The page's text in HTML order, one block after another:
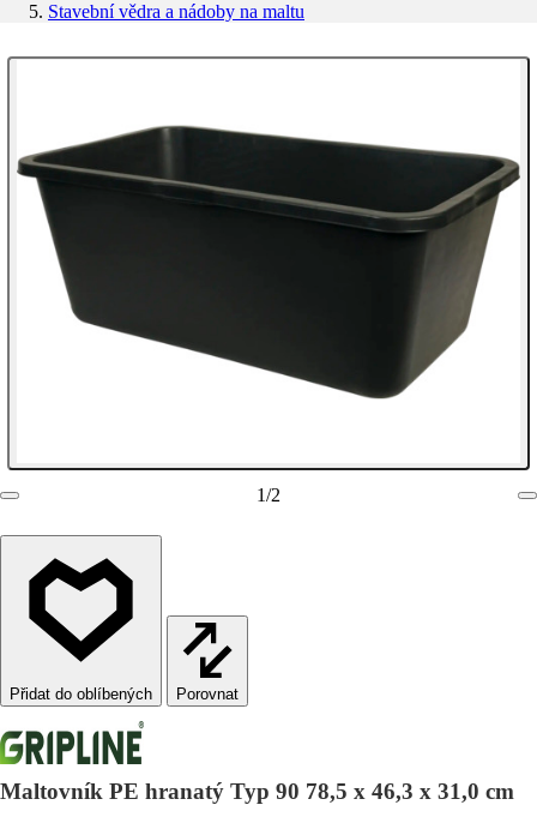
Stavební vědra a nádoby na maltu
1/2
Porovnat
Maltovník PE hranatý Typ 90 78,5 x 46,3 x 31,0 cm